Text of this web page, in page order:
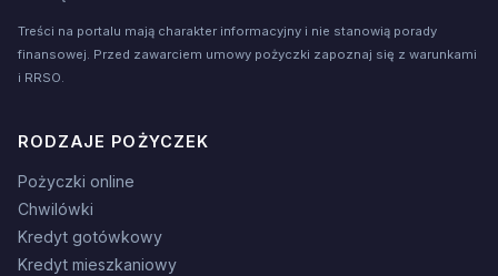
Treści na portalu mają charakter informacyjny i nie stanowią porady
finansowej. Przed zawarciem umowy pożyczki zapoznaj się z warunkami
i RRSO.
RODZAJE POŻYCZEK
Pożyczki online
Chwilówki
Kredyt gotówkowy
Kredyt mieszkaniowy